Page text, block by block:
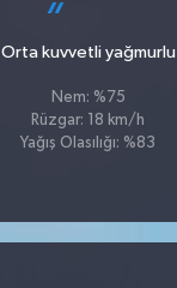
Orta kuvvetli yağmurlu
Nem: %75
Rüzgar: 18 km/h
Yağış Olasılığı: %83